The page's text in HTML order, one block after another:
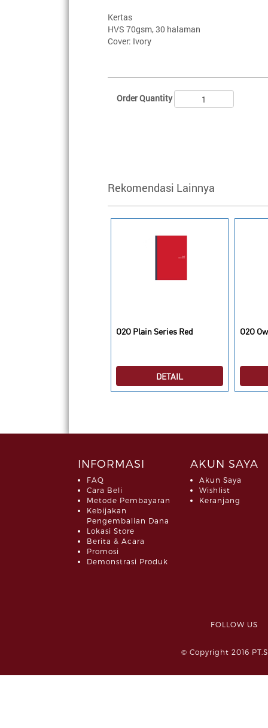
Kertas
HVS 70gsm, 30 halaman
Cover: Ivory
Order Quantity
Rekomendasi Lainnya
O2O Plain Series Red
DETAIL
O2O
INFORMASI
FAQ
Cara Beli
Metode Pembayaran
Kebijakan
Pengembalian Dana
Lokasi Store
Berita & Acara
Promosi
Demonstrasi Produk
AKUN SAYA
Akun Saya
Wishlist
Keranjang
FOLLOW
© Copyright 2016